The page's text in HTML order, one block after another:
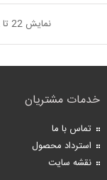
نمایش 22 تا 42 از 358 (18 صفحه)
خدمات مشتریان
تماس با ما
استرداد محصول
نقشه سایت